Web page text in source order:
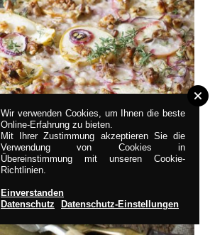
Wir verwenden Cookies, um Ihnen die beste
Online-Erfahrung zu bieten.
Mit Ihrer Zustimmung akzeptieren Sie die
Verwendung von Cookies in
Übereinstimmung mit unseren Cookie-
Richtlinien.
Einverstanden
Datenschutz
Datenschutz-Einstellungen